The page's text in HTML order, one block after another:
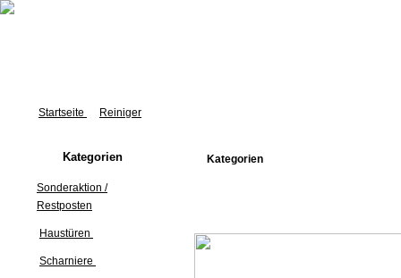
Startseite Reiniger
Kategorien
Sonderaktion /
Restposten
Haustüren
Scharniere
Kategorien